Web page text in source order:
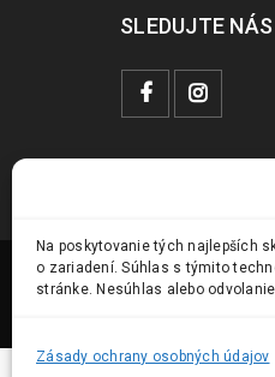
Na poskytovanie tých najlepších
o zariadení. Súhlas s týmito
stránke. Nesúhlas alebo
Zásady ochrany osobných údajov
SLEDUJTE NÁS